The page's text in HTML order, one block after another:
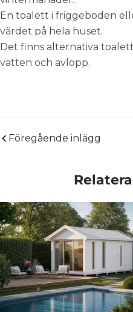
En toalett i friggeboden
värdet på hela huset.
Det finns alternativa
vatten och avlopp.
Föregående inlägg